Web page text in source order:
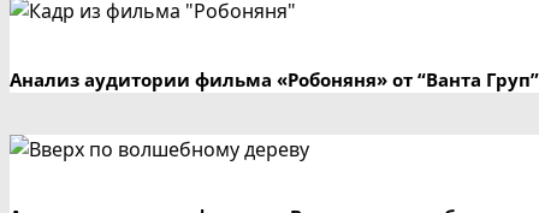
Анализ аудитории фильма «Робоняня» от “Ванта Груп”